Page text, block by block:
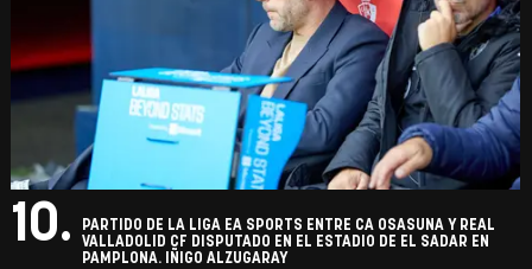
10.
PARTIDO DE LA LIGA EA SPORTS ENTRE CA OSASUNA Y REAL
VALLADOLID CF DISPUTADO EN EL ESTADIO DE EL SADAR EN
PAMPLONA. IÑIGO ALZUGARAY